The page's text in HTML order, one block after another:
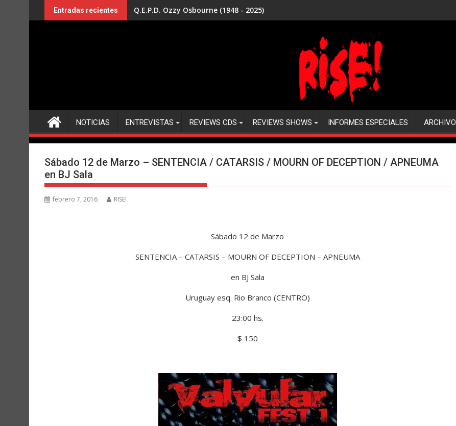
al
Entradas recientes Q.E.P.D. Ozzy Osbourne (1948 - 2025)
NOTICIAS ENTREVISTAS REVIEWS CDS REVIEWS SHOWS INFORMES ESPECIALES ARCHIVO
Sábado 12 de Marzo – SENTENCIA / CATARSIS / MOURN OF DECEPTION / APNEUMA
en BJ Sala
febrero 7, 2016 RISE!
Sábado 12 de Marzo
SENTENCIA – CATARSIS – MOURN OF DECEPTION – APNEUMA
en BJ Sala
Uruguay esq. Rio Branco (CENTRO)
23:00 hs.
$ 150